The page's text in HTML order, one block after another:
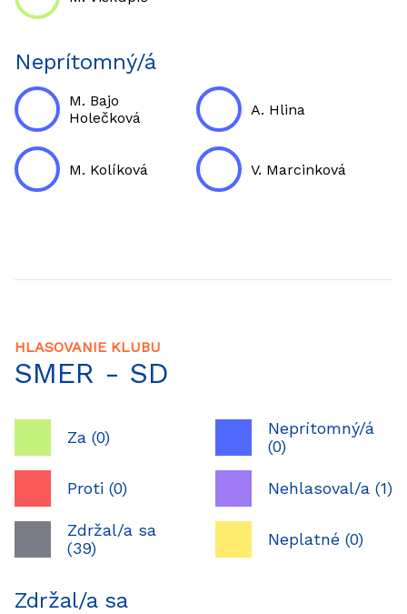
Neprítomný/á
M. Bajo
Holečková
A. Hlina
M. Kolíková V. Marcinková
HLASOVANIE KLUBU
SMER - SD
Za (0)
Proti (0)
Zdržal/a sa
(39)
Neprítomný/á
(0)
Nehlasoval/a (1)
Neplatné (0)
Zdržal/a sa